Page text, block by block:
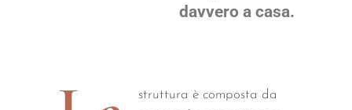
davvero a casa.
struttura è composta da